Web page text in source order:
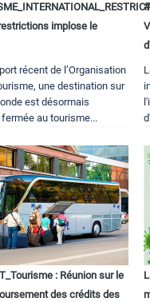
implose le
récent de l’Organisation
une destination sur
est désormais
au tourisme...
: Réunion sur le
des crédits des